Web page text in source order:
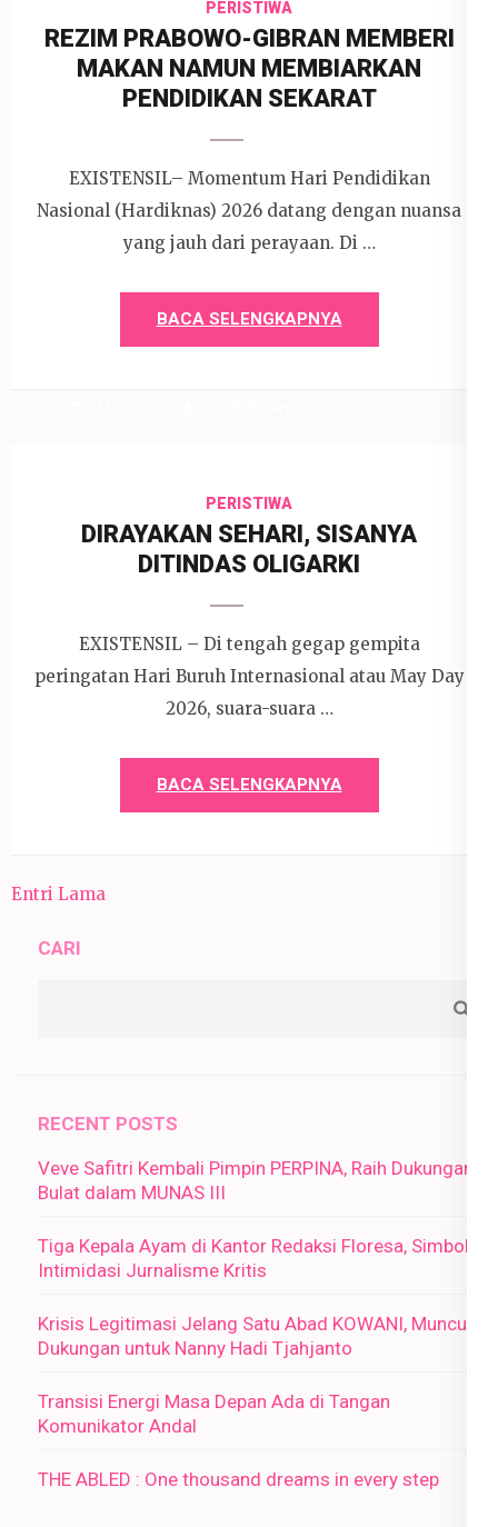
PERISTIWA
REZIM PRABOWO-GIBRAN MEMBERI
MAKAN NAMUN MEMBIARKAN
PENDIDIKAN SEKARAT
EXISTENSIL– Momentum Hari Pendidikan
Nasional (Hardiknas) 2026 datang dengan nuansa
yang jauh dari perayaan. Di …
BACA SELENGKAPNYA
PERISTIWA
DIRAYAKAN SEHARI, SISANYA
DITINDAS OLIGARKI
EXISTENSIL – Di tengah gegap gempita
peringatan Hari Buruh Internasional atau May Day
2026, suara-suara …
BACA SELENGKAPNYA
Entri Lama
CARI
RECENT POSTS
Veve Safitri Kembali Pimpin PERPINA, Raih Dukungan
Bulat dalam MUNAS III
Tiga Kepala Ayam di Kantor Redaksi Floresa, Simbol
Intimidasi Jurnalisme Kritis
Krisis Legitimasi Jelang Satu Abad KOWANI, Muncul
Dukungan untuk Nanny Hadi Tjahjanto
Transisi Energi Masa Depan Ada di Tangan
Komunikator Andal
THE ABLED : One thousand dreams in every step